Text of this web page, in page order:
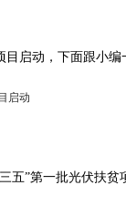
启动，下面跟小编
”第一批光伏扶